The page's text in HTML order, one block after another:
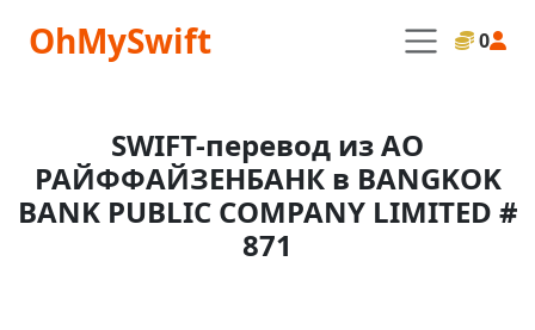
OhMySwift 0
SWIFT-перевод из АО
РАЙФФАЙЗЕНБАНК в BANGKOK
BANK PUBLIC COMPANY LIMITED #
871